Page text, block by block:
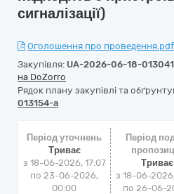
сигналізації)
Оголошення про проведення.pdf
Закупівля: UA-2026-06-18-
на DoZorro
Рядок плану закупівлі та
013154-a
Період уточнень
Триває
з 18-06-2026, 17:07
по 23-06-2026,
00:00
Період
Триває
з 18-06-
по 26-06-